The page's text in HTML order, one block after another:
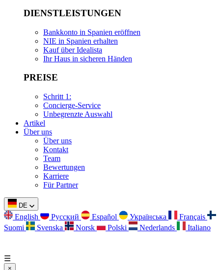
DIENSTLEISTUNGEN
Bankkonto in Spanien eröffnen
NIE in Spanien erhalten
Kauf über Idealista
Ihr Haus in sicheren Händen
PREISE
Schritt 1:
Concierge-Service
Unbegrenzte Auswahl
Artikel
Über uns
Über uns
Kontakt
Team
Bewertungen
Karriere
Für Partner
DE
English Русский Español Українська
Français
Suomi
Svenska Norsk Polski Nederlands Italiano
☰
×